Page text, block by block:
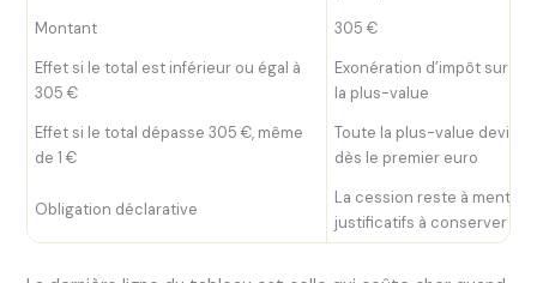
Montant
305 €
Effet si le total est inférieur ou égal à
305 €
Exonération d’impôt sur le
la plus-value
Effet si le total dépasse 305 €, même
de 1 €
Toute la plus-value
dès le premier euro
Obligation déclarative
La cession reste à
justificatifs à conserver